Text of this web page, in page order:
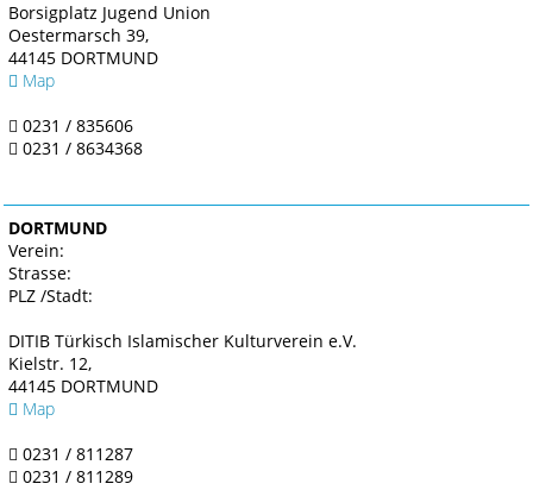
Borsigplatz Jugend Union
Oestermarsch 39,
44145 DORTMUND
Map
0231 / 835606
0231 / 8634368
DORTMUND
Verein:
Strasse:
PLZ /Stadt:
DITIB Türkisch Islamischer Kulturverein e.V.
Kielstr. 12,
44145 DORTMUND
Map
0231 / 811287
0231 / 811289